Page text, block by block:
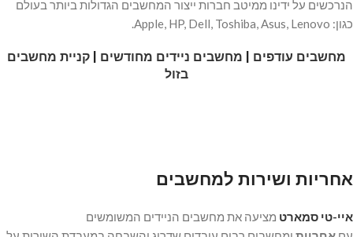
הנרכשים על ידינו ממיטב חברות ייצור המחשבים הגדולות ביותר בעולם
כגון: Apple, HP, Dell, Toshiba, Asus, Lenovo.
מחשבים עודפים | מחשבים ניידים מחודשים | קניית מחשבים
בזול
אחריות ושירות למחשבים
איי-טי סמארט מציעה את מחשבים הניידים המשומשים